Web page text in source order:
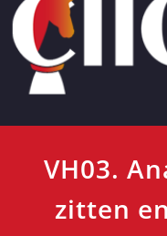
VH03.
zitten